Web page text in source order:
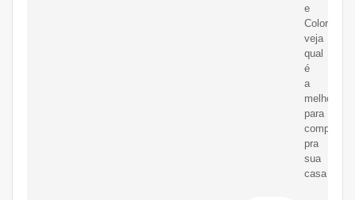
e
Colormaq;
veja
qual
é
a
melhor
para
comprar
pra
sua
casa